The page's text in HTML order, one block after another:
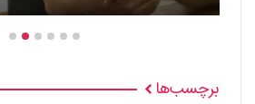
برچسب‌ها